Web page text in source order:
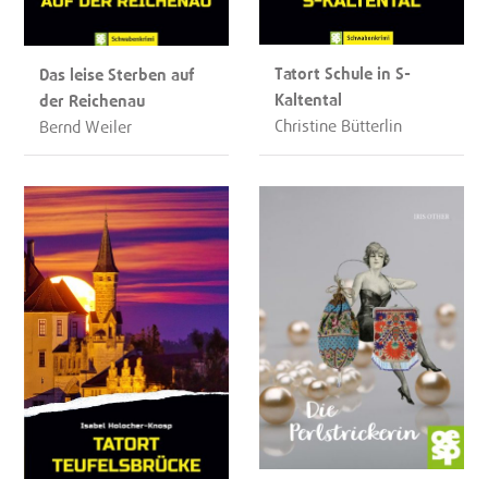
Das leise Sterben auf
der Reichenau
Bernd Weiler
Tatort Schule in S-
Kaltental
Christine Bütterlin